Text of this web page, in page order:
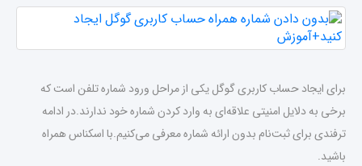
برای ایجاد حساب کاربری گوگل یکی از مراحل ورود شماره تلفن است که
برخی به دلایل امنیتی علاقه‌ای به وارد کردن شماره خود ندارند.در ادامه
ترفندی برای ثبت‌نام بدون ارائه شماره معرفی می‌کنیم.با اسکناس همراه
باشید.